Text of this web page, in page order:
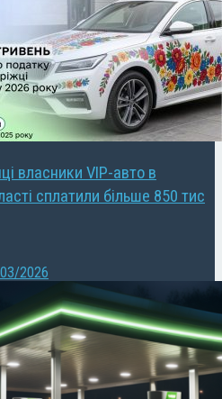
власники VIP-авто в
сплатили більше 850 тис
2026